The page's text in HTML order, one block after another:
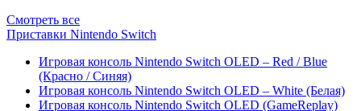
Смотреть все
Приставки Nintendo Switch
Игровая консоль Nintendo Switch OLED – Red / Blue
(Красно / Синяя)
Игровая консоль Nintendo Switch OLED – White (Белая)
Игровая консоль Nintendo Switch OLED (GameReplay)